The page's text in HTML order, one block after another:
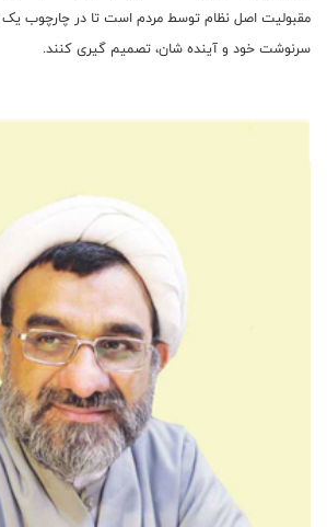
مقبولیت اصل نظام توسط مردم است تا در چارچوب
سرنوشت خود و آینده شان، تصمیم گیری کنند.